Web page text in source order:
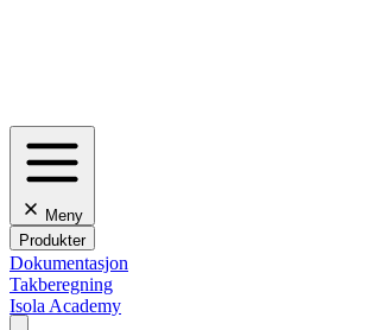
Meny
Produkter
Dokumentasjon
Takberegning
Isola Academy